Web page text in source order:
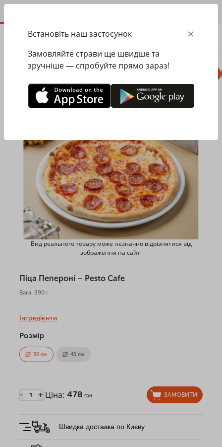
Pesto Cafe Піца Піца Пепероні
Вид реального товару може незначно відрізнятися від
зображення на сайті
Піца Пепероні – Pesto Cafe
Вага: 390 г
Інгредієнти
Розмір
30 см 45 см
- + Ціна: 478 грн ЗАМОВИТИ
Швидка доставка по Києву
Встановіть наш застосунок ×
Замовляйте страви ще швидше та
зручніше — спробуйте прямо зараз!